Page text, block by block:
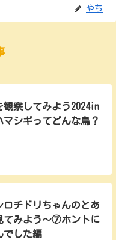
やち
観察してみよう2024in
シギってどんな鳥？
ロチドリちゃんのとあ
てみよう～⑦ホントに
でした編